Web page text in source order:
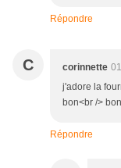
Répondre
C corinnette
j'adore la
bon<br />
Répondre